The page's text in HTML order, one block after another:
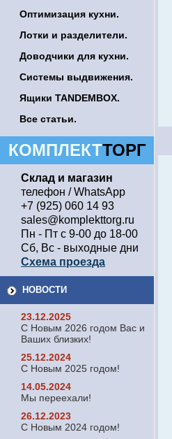
Оптимизация кухни.
Лотки и разделители.
Доводчики для кухни.
Системы выдвижения.
Ящики TANDEMBOX.
Все статьи.
КОМПЛЕКТТОРГ
Склад и магазин
телефон / WhatsApp
+7 (925) 060 14 93
sales@komplekttorg.ru
Пн - Пт с 9-00 до 18-00
Сб, Вс - выходные дни
Схема проезда
НОВОСТИ
23.12.2025
С Новым 2026 годом Вас и
Ваших близких!
25.12.2024
С Новым 2025 годом!
14.05.2024
Мы переехали!
26.12.2023
С Новым 2024 годом!